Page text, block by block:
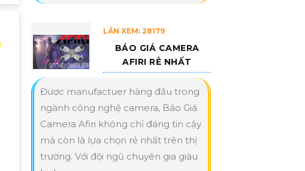
LẦN XEM: 28179
BÁO GIÁ CAMERA
AFIRI RẺ NHẤT
Được manufactuer hàng đầu trong
ngành công nghệ camera, Báo Giá
Camera Afiri không chỉ đáng tin cậy
mà còn là lựa chọn rẻ nhất trên thị
trường. Với đội ngũ chuyên gia giàu